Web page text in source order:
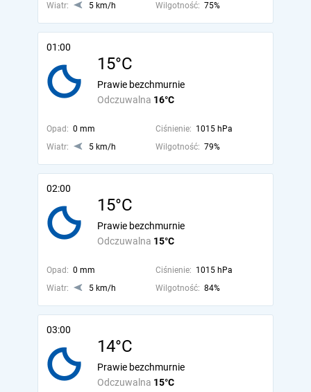
Wiatr:
5 km/h Wilgotność: 75%
01:00
15°C
Odczuwalna 16°C
Prawie bezchmurnie
Opad: 0 mm Ciśnienie: 1015 hPa
Wiatr:
5 km/h Wilgotność: 79%
02:00
15°C
Odczuwalna 15°C
Prawie bezchmurnie
Opad: 0 mm Ciśnienie: 1015 hPa
Wiatr:
5 km/h Wilgotność: 84%
03:00
14°C
Odczuwalna 15°C
Prawie bezchmurnie